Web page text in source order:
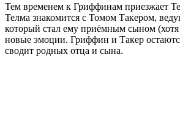
Тем временем к Гриффинам приезжает
Телма знакомится с Томом Такером,
который стал ему приёмным сыном
новые эмоции. Гриффин и Такер
сводит родных отца и сына.